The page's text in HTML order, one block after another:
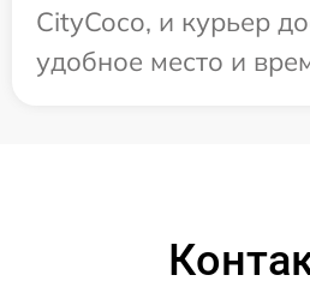
CityCoco, и курьер
удобное место и